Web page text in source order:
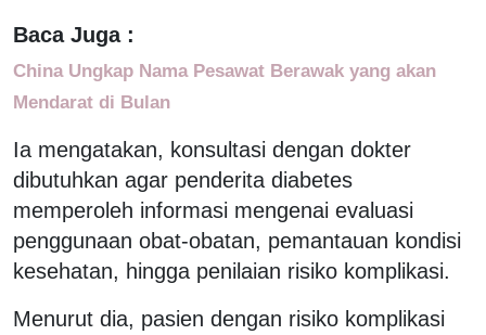
Baca Juga :
China Ungkap Nama Pesawat Berawak yang akan
Mendarat di Bulan
Ia mengatakan, konsultasi dengan dokter
dibutuhkan agar penderita diabetes
memperoleh informasi mengenai evaluasi
penggunaan obat-obatan, pemantauan kondisi
kesehatan, hingga penilaian risiko komplikasi.
Menurut dia, pasien dengan risiko komplikasi